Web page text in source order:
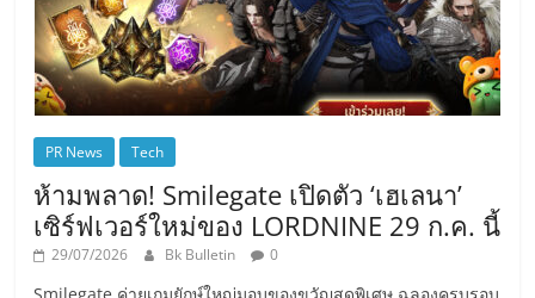
PR News Tech
ห้ามพลาด! Smilegate เปิดตัว ‘เฮเลนา’
เซิร์ฟเวอร์ใหม่ของ LORDNINE 29 ก.ค. นี้
29/07/2026 Bk Bulletin 0